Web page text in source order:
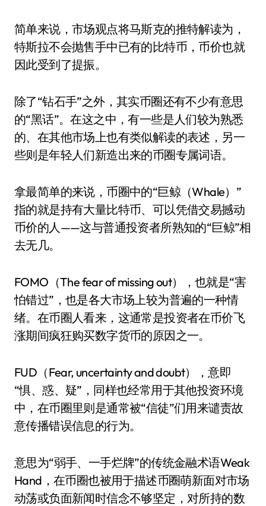
简单来说，市场观点将马斯克的推特解读为，
特斯拉不会抛售手中已有的比特币，币价也就
因此受到了提振。
除了“钻石手”之外，其实币圈还有不少有意思
的“黑话”。在这之中，有一些是人们较为熟悉
的、在其他市场上也有类似解读的表述，另一
些则是年轻人们新造出来的币圈专属词语。
拿最简单的来说，币圈中的“巨鲸（Whale）”
指的就是持有大量比特币、可以凭借交易撼动
币价的人——这与普通投资者所熟知的“巨鲸”相
去无几。
FOMO（The fear of missing out），也就是“害
怕错过”，也是各大市场上较为普遍的一种情
绪。在币圈人看来，这通常是投资者在币价飞
涨期间疯狂购买数字货币的原因之一。
FUD（Fear, uncertainty and doubt），意即
“惧、惑、疑”，同样也经常用于其他投资环境
中，在币圈里则是通常被“信徒”们用来谴责故
意传播错误信息的行为。
意思为“弱手、一手烂牌”的传统金融术语Weak
Hand，在币圈也被用于描述币圈萌新面对市场
动荡或负面新闻时信念不够坚定，对所持的数